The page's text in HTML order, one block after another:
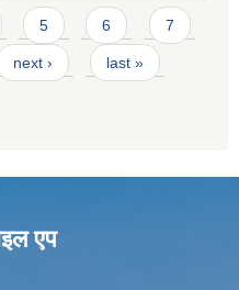
5 6 7
next › last »
एप